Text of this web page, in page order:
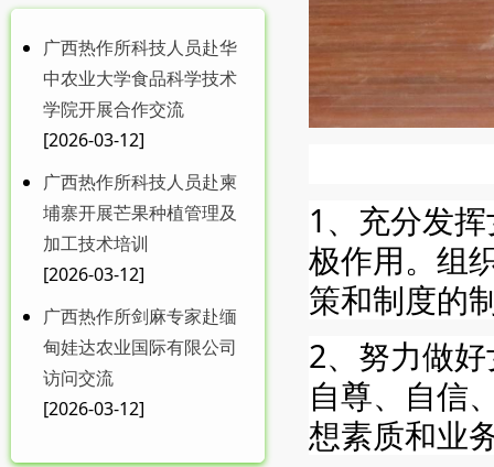
广西热作所科技人员赴华
中农业大学食品科学技术
学院开展合作交流
[2026-03-12]
广西热作所科技人员赴柬
埔寨开展芒果种植管理及
加工技术培训
[2026-03-12]
广西热作所剑麻专家赴缅
甸娃达农业国际有限公司
访问交流
[2026-03-12]
1、充分发
极作用。组
策和制度的
2、努力做
自尊、自信
想素质和业